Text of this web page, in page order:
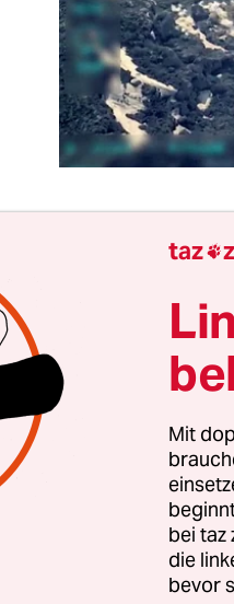
auch noch
Ukraine, daran
Armee auf
bereits viele Male
Grenze zum
PKK in der
wie es heißt,
in der
alten Konflikt mit
taz 
Mit
bei taz
die
bevor